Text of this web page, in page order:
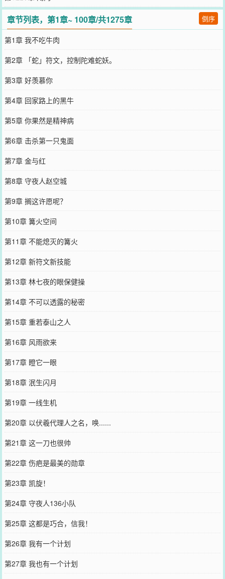
章节列表，第1章~ 100章/共1275章 倒序
第1章 我不吃牛肉
第2章 「蛇」符文，控制陀难蛇妖。
第3章 好羡慕你
第4章 回家路上的黑牛
第5章 你果然是精神病
第6章 击杀第一只鬼面
第7章 金与红
第8章 守夜人赵空城
第9章 搁这许愿呢？
第10章 篝火空间
第11章 不能熄灭的篝火
第12章 新符文新技能
第13章 林七夜的眼保健操
第14章 不可以透露的秘密
第15章 重若泰山之人
第16章 风雨欲来
第17章 瞪它一眼
第18章 泯生闪月
第19章 一线生机
第20章 以伏羲代理人之名，唤......
第21章 这一刀也很帅
第22章 伤疤是最美的勋章
第23章 凯旋！
第24章 守夜人136小队
第25章 这都是巧合，信我！
第26章 我有一个计划
第27章 我也有一个计划